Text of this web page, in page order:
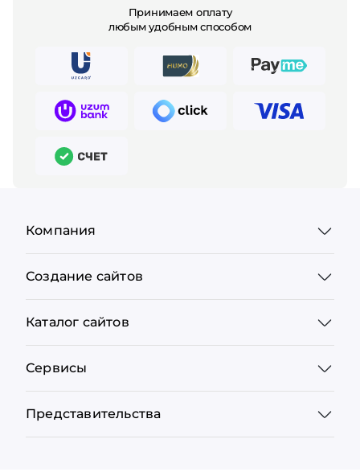
Принимаем оплату
любым удобным способом
Компания
Создание сайтов
Каталог сайтов
Сервисы
Представительства